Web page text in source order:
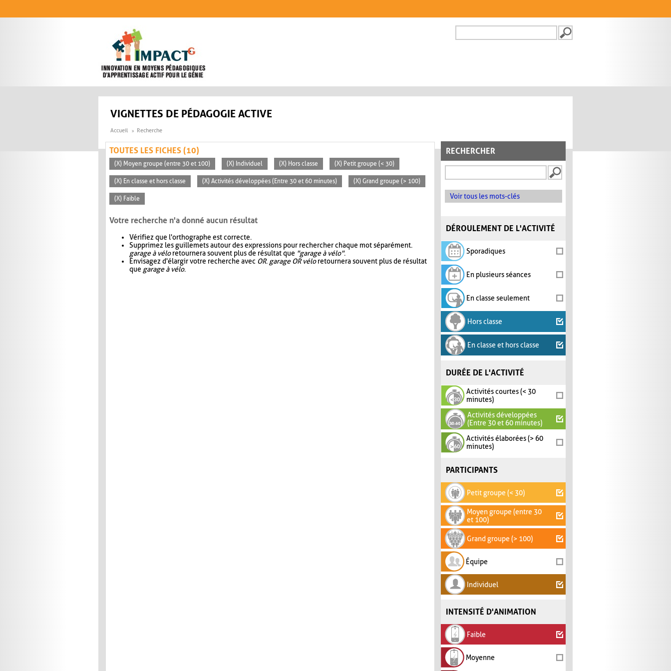
FORMULAIRE DE
VIGNETTES DE PÉDAGOGIE ACTIVE
Accueil Recherche
RECHERCHER
Voir tous les mots-clés
DÉROULEMENT DE L'ACTIVITÉ
Sporadiques
En plusieurs séances
En classe seulement
Hors classe
En classe et hors classe
DURÉE DE L'ACTIVITÉ
Activités courtes (< 30
minutes)
Activités développées
(Entre 30 et 60 minutes)
Activités élaborées (> 60
minutes)
PARTICIPANTS
Petit groupe (< 30)
Moyen groupe (entre 30
et 100)
Grand groupe (> 100)
Équipe
Individuel
INTENSITÉ D'ANIMATION
Faible
Moyenne
TOUTES LES FICHES (10)
(X) Moyen groupe (entre 30 et 100) (X) Individuel (X) Hors classe (X) Petit groupe (< 30)
(X) En classe et hors classe (X) Activités développées (Entre 30 et 60 minutes) (X) Grand groupe (> 100)
(X) Faible
Votre recherche n'a donné aucun résultat
Vérifiez que l'orthographe est correcte.
Supprimez les guillemets autour des expressions pour rechercher chaque mot séparément.
garage à véloretournera souvent plus de résultat que "garage à vélo".
Envisagez d'élargir votre recherche avec OR. garage OR véloretournera souvent plus de résultat
que garage à vélo.